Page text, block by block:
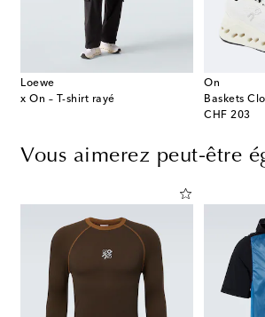
Loewe
x On – T-shirt rayé
On
Baskets
CHF 203
original
Vous aimerez peut-être